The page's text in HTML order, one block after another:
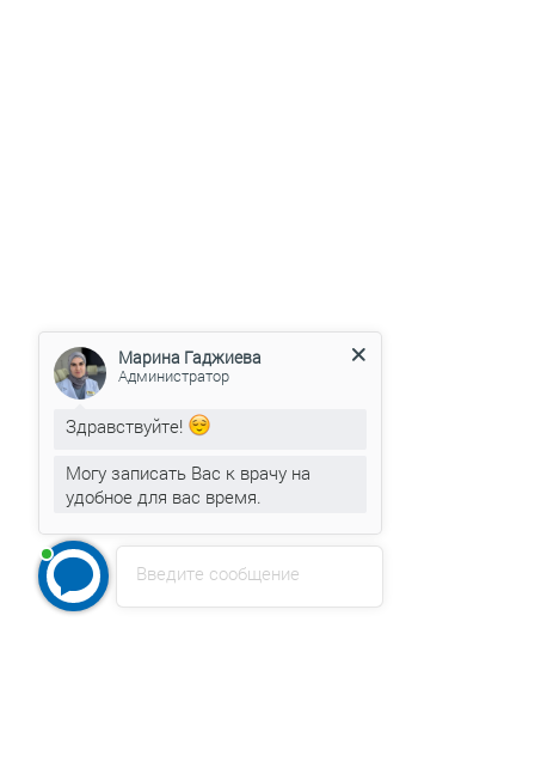
Введите сообщение
Марина Гаджиева
Администратор
Здравствуйте!
Могу записать Вас к врачу на
удобное для вас время.